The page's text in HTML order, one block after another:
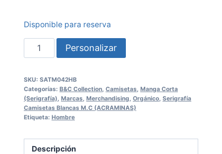
Disponible para reserva
Serigrafía
sobre
Blancas
SATM042HB
cantidad
Personalizar
SKU: SATM042HB
Categorías: B&C Collection, Camisetas, Manga Corta
(Serigrafía), Marcas, Merchandising, Orgánico, Serigrafía
Camisetas Blancas M.C (ACRAMINAS)
Etiqueta: Hombre
Descripción